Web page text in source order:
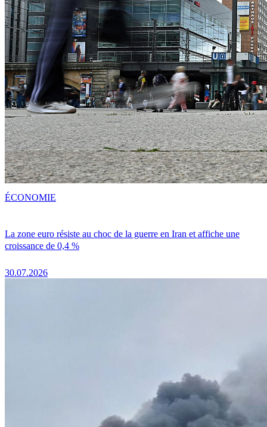
La zone euro résiste au choc de la guerre en Iran et affiche une
croissance de 0,4 %
30.07.2026
ÉCONOMIE